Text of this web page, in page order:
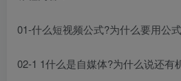
01-什么短视频公式?为什么要用公
02-1 1什么是自媒体?为什么说还有